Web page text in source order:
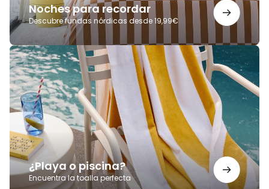
Noches para recordar
Descubre fundas nórdicas desde 19,99€
¿Playa o piscina?
Encuentra la toalla perfecta
¿Playa
o
piscina?